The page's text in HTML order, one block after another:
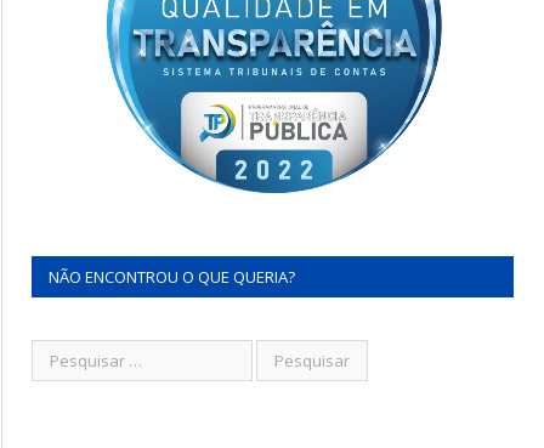
NÃO ENCONTROU O QUE QUERIA?